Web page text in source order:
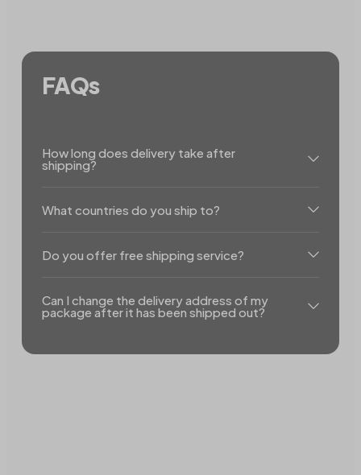
FAQs
How long does delivery take after
shipping?
What countries do you ship to?
Do you offer free shipping service?
Can I change the delivery address of my
package after it has been shipped out?